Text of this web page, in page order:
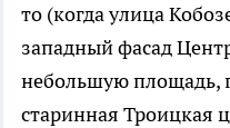
то (когда улица
западный фасад
небольшую площадь,
старинная Троицкая